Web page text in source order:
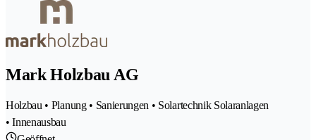
Mark Holzbau AG
Holzbau • Planung • Sanierungen • Solartechnik Solaranlagen
• Innenausbau